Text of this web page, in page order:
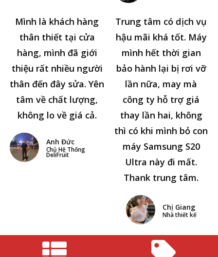
Mình là khách hàng
thân thiết tại cửa
hàng, mình đã giới
thiệu rất nhiều người
thân đến đây sửa. Yên
tâm về chất lượng,
không lo về giá cả.
Anh Đức
Chủ Hệ Thống
DeliFruit
Trung tâm có dịch vụ
hậu mãi khá tốt. Máy
mình hết thời gian
bảo hành lại bị rơi vỡ
lần nữa, may mà
công ty hỗ trợ giá
thay lần hai, không
thì có khi mình bỏ con
máy Samsung S20
Ultra này đi mất.
Thank trung tâm.
Chị Giang
Nhà thiết kế